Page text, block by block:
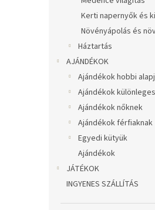
Kerti napernyők és
Növényápolás és
Háztartás
AJÁNDÉKOK
Ajándékok hobbi
Ajándékok
Ajándékok nőknek
Ajándékok férfiaknak
Egyedi kütyük
Ajándékok
JÁTÉKOK
INGYENES SZÁLLÍTÁS